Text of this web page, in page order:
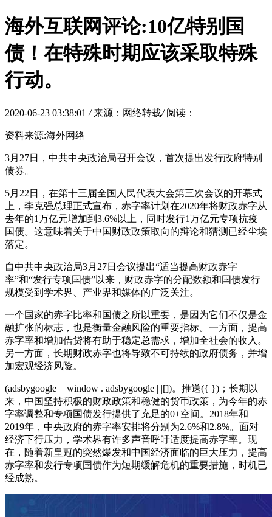
海外互联网评论:10亿特别国
债！在特殊时期应该采取特殊
行动。
2020-06-23 03:38:01 / 来源：网络转载/ 阅读：
资料来源:海外网络
3月27日，中共中央政治局召开会议，首次提出发行政府特别
债券。
5月22日，在第十三届全国人民代表大会第三次会议的开幕式
上，李克强总理正式宣布，赤字率计划在2020年将财政赤字从
去年的1万亿元增加到3.6%以上，同时发行1万亿元专项抗疫
国债。这意味着关于中国财政政策取向的辩论和猜测已经尘埃
落定。
自中共中央政治局3月27日会议提出“适当提高财政赤字
率”和“发行专项国债”以来，财政赤字的分配数额和国债发行
规模受到学术界、产业界和媒体的广泛关注。
一个国家的赤字比率和国债之所以重要，是因为它们不仅是金
融扩张的标志，也是衡量金融风险的重要指标。一方面，提高
赤字率和增加借贷将有助于稳定总需求，增加全社会的收入。
另一方面，长期财政赤字也将导致不可持续的政府债务，并增
加宏观经济风险。
(adsbygoogle = window . adsbygoogle | |[])。推送({ })；长期以
来，中国坚持积极的财政政策和稳健的货币政策，为今年的赤
字率调整和专项国债发行提供了充足的0+空间。2018年和
2019年，中央政府的赤字率安排将分别为2.6%和2.8%。面对
经济下行压力，学术界有许多声音呼吁适度提高赤字率。现
在，随着新皇冠的突然爆发和中国经济面临的巨大压力，提高
赤字率和发行专项国债作为短期缓解危机的重要措施，时机已
经成熟。